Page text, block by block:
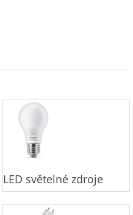
LED světelné zdroje